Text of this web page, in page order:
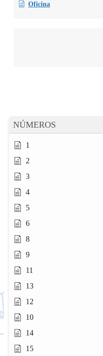
NÚMEROS
1
2
3
4
5
6
8
9
11
13
12
10
14
15
Oficina